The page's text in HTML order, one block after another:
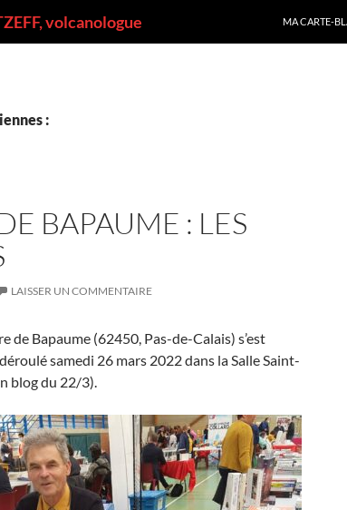
volcanologue
MA CARTE-
:
BAPAUME : LES
LAISSER UN COMMENTAIRE
de Bapaume (62450, Pas-de-Calais) s’est
samedi 26 mars 2022 dans la Salle Saint-
blog du 22/3).